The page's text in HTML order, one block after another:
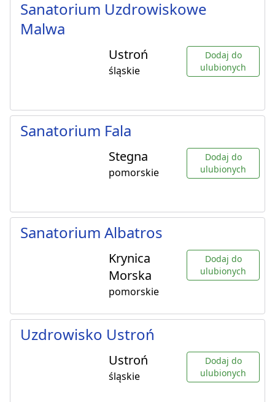
Sanatorium Uzdrowiskowe
Malwa
Ustroń
śląskie
Dodaj do
ulubionych
Sanatorium Fala
Stegna
pomorskie
Dodaj do
ulubionych
Sanatorium Albatros
Krynica
Morska
pomorskie
Dodaj do
ulubionych
Uzdrowisko Ustroń
Ustroń
śląskie
Dodaj do
ulubionych